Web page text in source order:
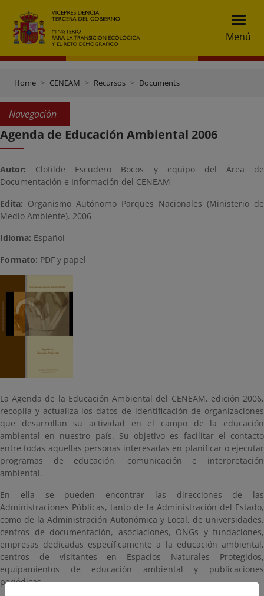
Menú
Home CENEAM Recursos Documents
Navegación
Agenda de Educación Ambiental 2006
Autor: Clotilde Escudero Bocos y equipo del Área de
Documentación e Información del CENEAM
Edita: Organismo Autónomo Parques Nacionales (Ministerio de
Medio Ambiente). 2006
Idioma: Español
Formato: PDF y papel
La Agenda de la Educación Ambiental del CENEAM, edición 2006,
recopila y actualiza los datos de identificación de organizaciones
que desarrollan su actividad en el campo de la educación
ambiental en nuestro país. Su objetivo es facilitar el contacto
entre todas aquellas personas interesadas en planificar o ejecutar
programas de educación, comunicación e interpretación
ambiental.
En ella se pueden encontrar las direcciones de las
Administraciones Públicas, tanto de la Administración del Estado,
como de la Administración Autonómica y Local, de universidades,
centros de documentación, asociaciones, ONGs y fundaciones,
empresas dedicadas específicamente a la educación ambiental,
centros de visitantes en Espacios Naturales Protegidos,
equipamientos de educación ambiental y publicaciones
periódicas.